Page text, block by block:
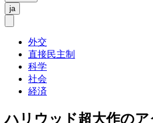
ja
外交
直接民主制
科学
社会
経済
ハリウッド超大作の